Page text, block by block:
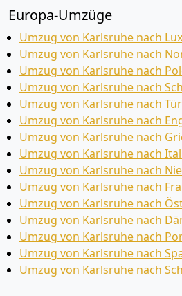
Europa-Umzüge
Umzug von Karlsruhe nach
Umzug von Karlsruhe nach
Umzug von Karlsruhe nach
Umzug von Karlsruhe nach
Umzug von Karlsruhe nach
Umzug von Karlsruhe nach
Umzug von Karlsruhe nach
Umzug von Karlsruhe nach
Umzug von Karlsruhe nach
Umzug von Karlsruhe nach
Umzug von Karlsruhe nach
Umzug von Karlsruhe nach
Umzug von Karlsruhe nach
Umzug von Karlsruhe nach
Umzug von Karlsruhe nach